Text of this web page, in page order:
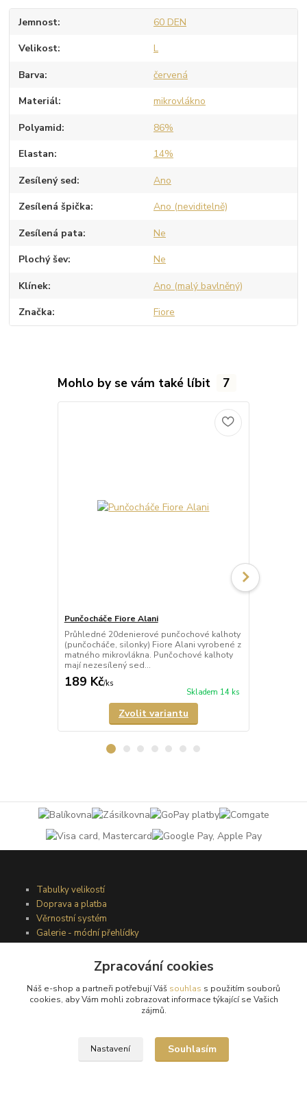
Jemnost 60 DEN
Velikost L
Barva červená
Materiál mikrovlákno
Polyamid 86%
Elastan 14%
Zesílený sed Ano
Zesílená špička Ano (neviditelně)
Zesílená pata Ne
Plochý šev Ne
Klínek Ano (malý bavlněný)
Značka Fiore
Mohlo by se vám také líbit 7
Punčocháče Fiore Alani
Průhledné 20denierové punčochové kalhoty
(punčocháče, silonky) Fiore Alani vyrobené z
matného mikrovlákna. Punčochové kalhoty
mají nezesílený sed...
189 Kč/ks
Skladem 14 ks
Zvolit variantu
Tabulky velikostí
Doprava a platba
Věrnostní systém
Galerie - módní přehlídky
Obchodní podmínky
Zpracování cookies
Náš e-shop a partneři potřebují Váš souhlas s použitím souborů
cookies, aby Vám mohli zobrazovat informace týkající se Vašich
zájmů.
Nastavení Souhlasím